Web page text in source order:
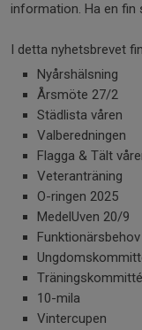
information. Ha en
I detta nyhetsbrevet
Nyårshälsning
Årsmöte 27/2
Städlista våren
Valberedningen
Flagga & Tält
Veteranträning
O-ringen 2025
MedelUven 20/9
10-mila
Vintercupen